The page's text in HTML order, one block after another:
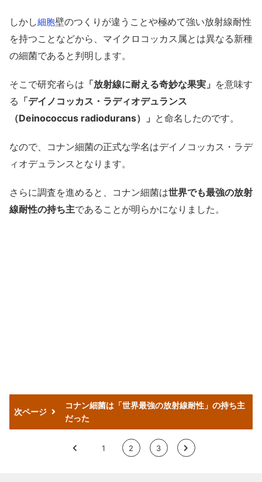
しかし細胞壁のつくりが違うことや極めて強い放射線耐性
を持つことなどから、マイクロコッカス属とは異なる新種
の細菌であると判明します。
そこで研究者らは 「放射線に耐える奇妙な果実」 を意味す
る 「デイノコッカス・ラディオデュランス
（Deinococcus radiodurans）」 と命名したのです。
なので、コナン細菌の正式な学名はデイノコッカス・ラデ
ィオデュランスとなります。
さらに調査を進めると、コナン細菌は世界でも最強の放射
線耐性の持ち主であることが明らかになりました。
次ページ
コナン細菌は「世界最強の放射線耐性」の持ち主
だった
< 1 2 3 >